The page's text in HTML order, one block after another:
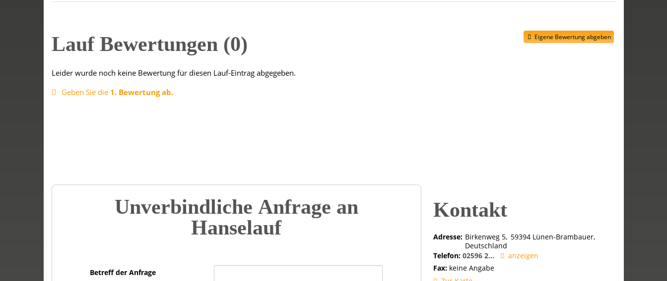
Lauf Bewertungen 0 Eigene Bewertung abgeben
Leider wurde noch keine Bewertung für diesen Lauf-Eintrag abgegeben.
Geben Sie die 1. Bewertung ab.
Unverbindliche Anfrage an
Hanselauf
Betreff der Anfrage
Kontakt
Adresse: Birkenweg 5 59394 Lünen-Brambauer
Deutschland
Telefon: 02596 2...
anzeigen
Fax: keine Angabe